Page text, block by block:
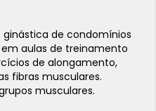
ginástica de condomínios
aulas de treinamento
de alongamento,
fibras musculares.
musculares.